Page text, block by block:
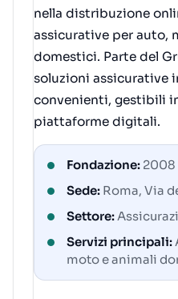
nella distribuzione
assicurative per auto,
domestici. Parte del
soluzioni assicurative
convenienti, gestibili
piattaforme digitali.
Fondazione: 2008
Sede: Roma, Via
Settore:
Servizi principali:
moto e animali